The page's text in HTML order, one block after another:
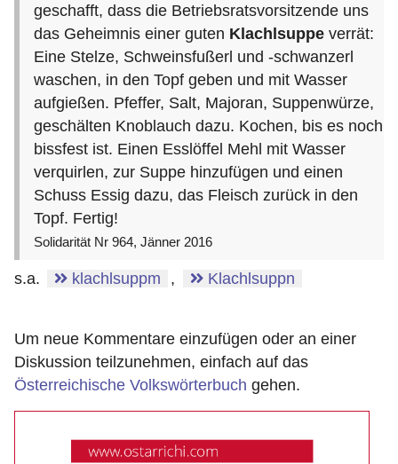
geschafft, dass die Betriebsratsvorsitzende uns
das Geheimnis einer guten Klachlsuppe verrät:
Eine Stelze, Schweinsfußerl und -schwanzerl
waschen, in den Topf geben und mit Wasser
aufgießen. Pfeffer, Salt, Majoran, Suppenwürze,
geschälten Knoblauch dazu. Kochen, bis es noch
bissfest ist. Einen Esslöffel Mehl mit Wasser
verquirlen, zur Suppe hinzufügen und einen
Schuss Essig dazu, das Fleisch zurück in den
Topf. Fertig!
Solidarität Nr 964, Jänner 2016
s.a. klachlsuppm , Klachlsuppn
Um neue Kommentare einzufügen oder an einer
Diskussion teilzunehmen, einfach auf das
Österreichische Volkswörterbuch gehen.